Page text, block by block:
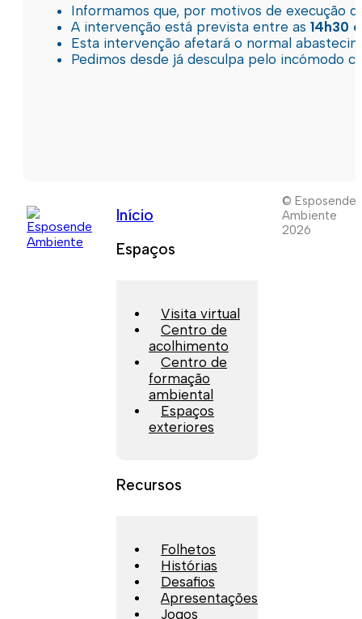
Informamos que, por motivos de execução
A intervenção está prevista entre as 14h30
Esta intervenção afetará o normal
Pedimos desde já desculpa pelo incómodo
Início
Espaços
Visita virtual
Centro de
acolhimento
Centro de
formação
ambiental
Espaços
exteriores
Recursos
Folhetos
Histórias
Desafios
Apresentações
Jogos
© Esposende
Ambiente
2026